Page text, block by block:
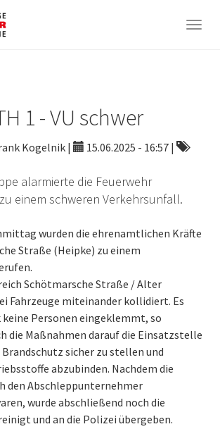
1 - VU schwer
Kogelnik | 15.06.2025 - 16:57 |
alarmierte die Feuerwehr
einem schweren Verkehrsunfall.
wurden die ehrenamtlichen Kräfte
Straße (Heipke) zu einem
Schötmarsche Straße / Alter
Fahrzeuge miteinander kollidiert. Es
keine Personen eingeklemmt, so
die Maßnahmen darauf die Einsatzstelle
sicher zu stellen und
abzubinden. Nachdem die
den Abschleppunternehmer
wurde abschließend noch die
und an die Polizei übergeben.